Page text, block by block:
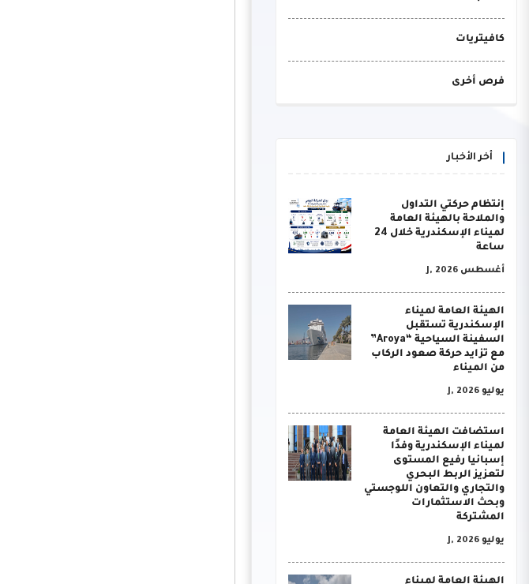
كافيتريات
فرص أخرى
أخر الأخبار
إنتظام حركتي التداول
والملاحة بالهيئة العامة
لميناء الإسكندرية خلال 24
ساعة
أغسطس J, 2026
الهيئة العامة لميناء
الإسكندرية تستقبل
السفينة السياحية “Aroya”
مع تزايد حركة صعود الركاب
من الميناء
يوليو J, 2026
استضافت الهيئة العامة
لميناء الإسكندرية وفدًا
إسبانيا رفيع المستوى
لتعزيز الربط البحري
والتجاري والتعاون اللوجستي
وبحث الاستثمارات
المشتركة
يوليو J, 2026
الهيئة العامة لميناء